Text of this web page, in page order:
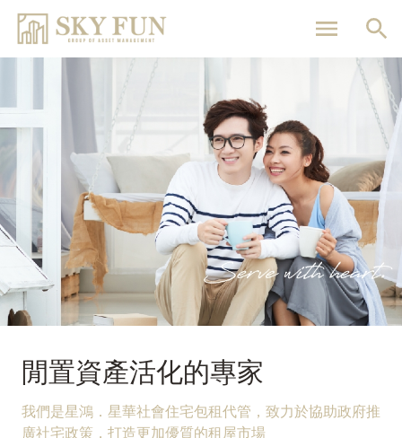
主
容
閒置資產活化的專家
我們是星鴻．星華社會住宅包租代管，致力於協助政府推
廣社宅政策，打造更加優質的租屋市場